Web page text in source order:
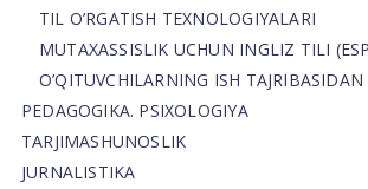
TIL O’RGATISH TEXNOLOGIYALARI
MUTAXASSISLIK UCHUN INGLIZ TILI
O’QITUVCHILARNING ISH TAJRIBASIDAN
PEDAGOGIKA. PSIXOLOGIYA
TARJIMASHUNOSLIK
JURNALISTIKA